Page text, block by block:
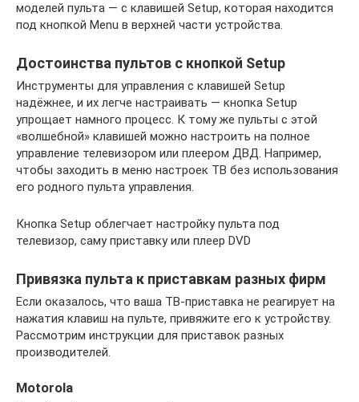
моделей пульта — с клавишей Setup, которая находится
под кнопкой Menu в верхней части устройства.
Достоинства пультов с кнопкой Setup
Инструменты для управления с клавишей Setup
надёжнее, и их легче настраивать — кнопка Setup
упрощает намного процесс. К тому же пульты с этой
«волшебной» клавишей можно настроить на полное
управление телевизором или плеером ДВД. Например,
чтобы заходить в меню настроек ТВ без использования
его родного пульта управления.
Кнопка Setup облегчает настройку пульта под
телевизор, саму приставку или плеер DVD
Привязка пульта к приставкам разных фирм
Если оказалось, что ваша ТВ-приставка не реагирует на
нажатия клавиш на пульте, привяжите его к устройству.
Рассмотрим инструкции для приставок разных
производителей.
Motorola